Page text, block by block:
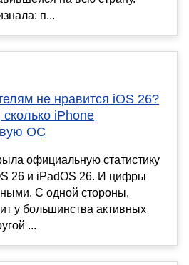
п...
не нравится iOS 26?
iPhone
ОС
официальную статистику
26 и iPadOS 26. И цифры
С одной стороны,
у большинства активных
...